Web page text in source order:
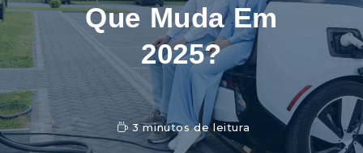
Que Muda Em
2025?
3 minutos de leitura